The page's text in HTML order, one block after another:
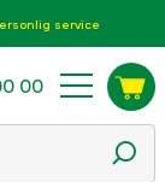
service
00